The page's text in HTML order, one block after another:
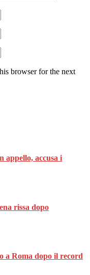
browser for the next
appello, accusa i
rissa dopo
a Roma dopo il record